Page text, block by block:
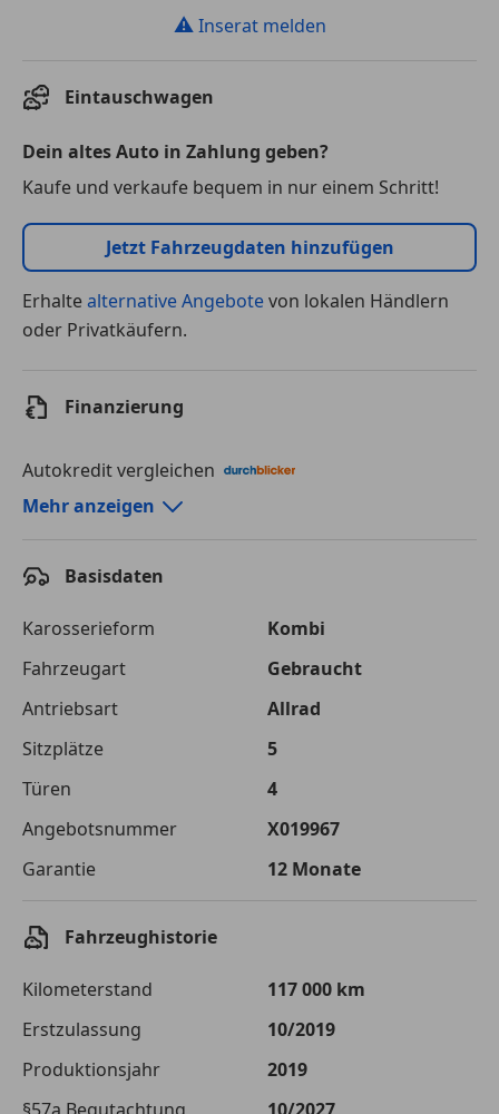
⚠ Inserat melden
Eintauschwagen
Dein altes Auto in Zahlung geben?
Kaufe und verkaufe bequem in nur einem Schritt!
Jetzt Fahrzeugdaten hinzufügen
Erhaltealternative Angebotevon lokalen Händlern
oder Privatkäufern.
Finanzierung
Autokredit vergleichen
Autokredit-Rechner von durchblicker.at
Laufzeit
120 Monate
Kreditbetrag
€ 23 500,-
Zu zahlender
Gesamtbetrag
€ 33 107,-
Einberechnete Gebühren
€ 0,-
Effektivzinsatz
7,50 %
von der von Ihnen gewählten Bank. Rückzahlungszeitraum 1-10
Mehr anzeigen
Basisdaten
Karosserieform
Kombi
Fahrzeugart
Gebraucht
Antriebsart
Allrad
Sitzplätze
5
Türen
4
Angebotsnummer
X019967
Garantie
12 Monate
Fahrzeughistorie
Kilometerstand
117 000 km
Erstzulassung
10/2019
Produktionsjahr
2019
§57a Begutachtung
10/2027